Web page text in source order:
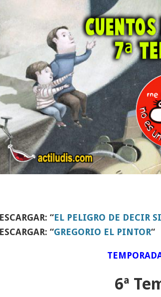
“EL PELIGRO DE DECIR
“GREGORIO EL PINTOR“
6ª